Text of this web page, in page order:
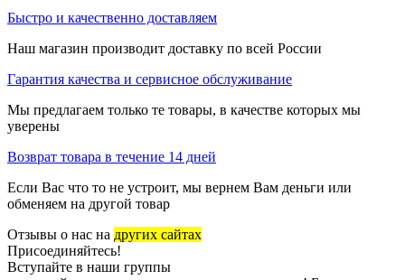
Быстро и качественно доставляем
Наш магазин производит доставку по всей России
Гарантия качества и сервисное обслуживание
Мы предлагаем только те товары, в качестве которых мы
уверены
Возврат товара в течение 14 дней
Если Вас что то не устроит, мы вернем Вам деньги или
обменяем на другой товар
Отзывы о нас на других сайтах
Присоединяйтесь!
Вступайте в наши группы